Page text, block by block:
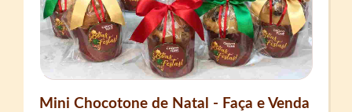
Mini Chocotone de Natal - Faça e Venda